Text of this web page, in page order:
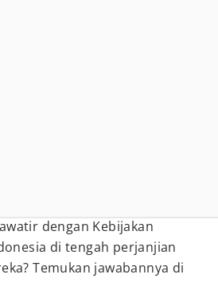
dengan Kebijakan
di tengah perjanjian
Temukan jawabannya di